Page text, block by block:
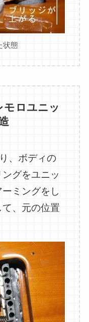
状態
モロユニッ
、ボディの
グをユニッ
ミングをし
、元の位置